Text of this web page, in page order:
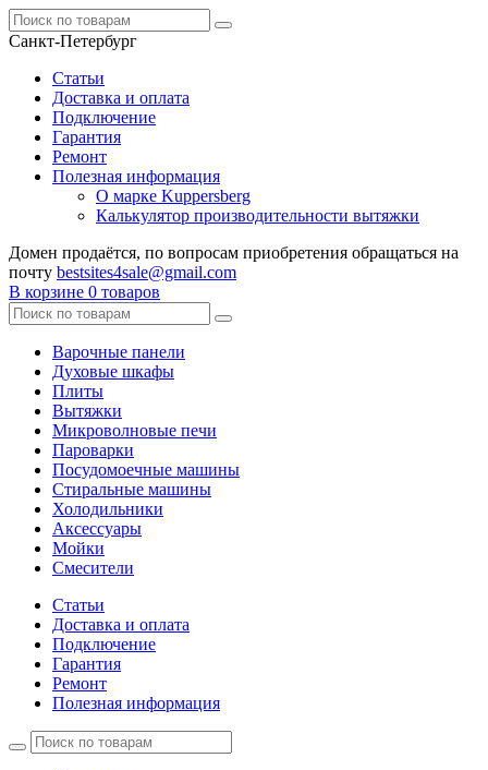
Санкт-Петербург
Статьи
Доставка и оплата
Подключение
Гарантия
Ремонт
Полезная информация
О марке Kuppersberg
Калькулятор производительности вытяжки
Домен продаётся, по вопросам приобретения обращаться на
почту bestsites4sale@gmail.com
В корзине 0 товаров
Варочные панели
Духовые шкафы
Плиты
Вытяжки
Микроволновые печи
Пароварки
Посудомоечные машины
Стиральные машины
Холодильники
Аксессуары
Мойки
Cмесители
Статьи
Доставка и оплата
Подключение
Гарантия
Ремонт
Полезная информация